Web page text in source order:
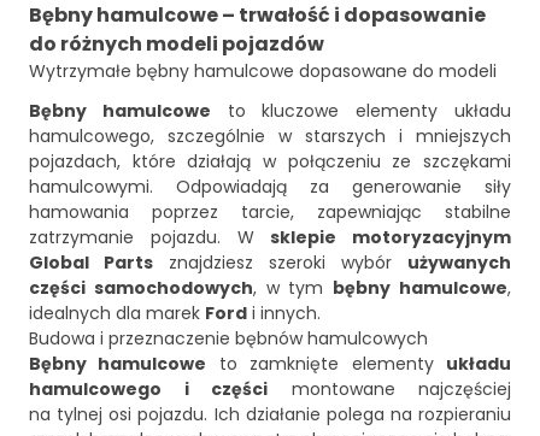
Bębny hamulcowe – trwałość i dopasowanie
do różnych modeli pojazdów
Wytrzymałe bębny hamulcowe dopasowane do modeli
Bębny hamulcowe to kluczowe elementy układu
hamulcowego, szczególnie w starszych i mniejszych
pojazdach, które działają w połączeniu ze szczękami
hamulcowymi. Odpowiadają za generowanie siły
hamowania poprzez tarcie, zapewniając stabilne
zatrzymanie pojazdu. Wsklepie motoryzacyjnym
Global Parts znajdziesz szeroki wybór używanych
części samochodowych, w tym bębny hamulcowe,
idealnych dla marek Ford i innych.
Budowa i przeznaczenie bębnów hamulcowych
Bębny hamulcowe to zamknięte elementy układu
hamulcowego i części montowane najczęściej
na tylnej osi pojazdu. Ich działanie polega na rozpieraniu